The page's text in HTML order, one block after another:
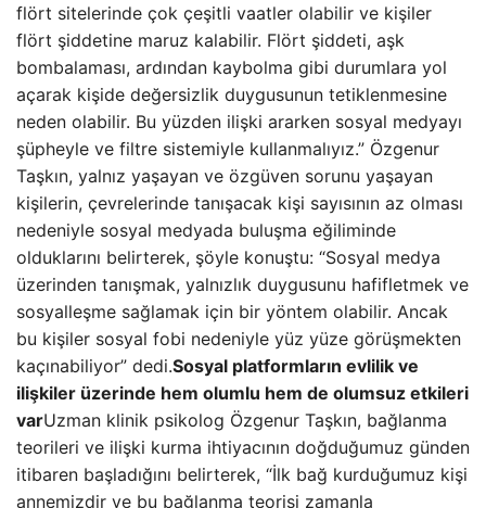
flört sitelerinde çok çeşitli vaatler olabilir ve kişiler
flört şiddetine maruz kalabilir. Flört şiddeti, aşk
bombalaması, ardından kaybolma gibi durumlara yol
açarak kişide değersizlik duygusunun tetiklenmesine
neden olabilir. Bu yüzden ilişki ararken sosyal medyayı
şüpheyle ve filtre sistemiyle kullanmalıyız.” Özgenur
Taşkın, yalnız yaşayan ve özgüven sorunu yaşayan
kişilerin, çevrelerinde tanışacak kişi sayısının az olması
nedeniyle sosyal medyada buluşma eğiliminde
olduklarını belirterek, şöyle konuştu: “Sosyal medya
üzerinden tanışmak, yalnızlık duygusunu hafifletmek ve
sosyalleşme sağlamak için bir yöntem olabilir. Ancak
bu kişiler sosyal fobi nedeniyle yüz yüze görüşmekten
kaçınabiliyor” dedi.Sosyal platformların evlilik ve
ilişkiler üzerinde hem olumlu hem de olumsuz etkileri
varUzman klinik psikolog Özgenur Taşkın, bağlanma
teorileri ve ilişki kurma ihtiyacının doğduğumuz günden
itibaren başladığını belirterek, “İlk bağ kurduğumuz kişi
annemizdir ve bu bağlanma teorisi zamanla